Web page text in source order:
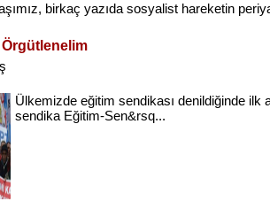
, birkaç yazıda sosyalist hareketin
Örgütlenelim
Ülkemizde eğitim sendikası denildiğinde ilk
sendika Eğitim-Sen&rsq...